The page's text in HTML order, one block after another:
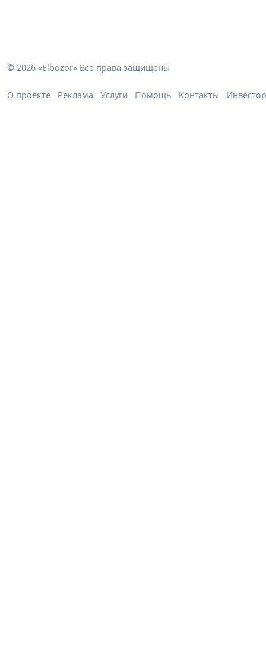
© 2026 «Elbozor» Все права защищены
О проекте Реклама Услуги Помощь Контакты